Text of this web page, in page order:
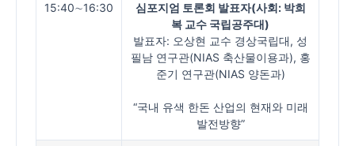
15:40∼16:30 심포지엄 토론회 발표자(사회: 박희
복 교수 국립공주대)
발표자: 오상현 교수 경상국립대, 성
필남 연구관(NIAS 축산물이용과), 홍
준기 연구관(NIAS 양돈과)
“국내 유색 한돈 산업의 현재와 미래
발전방향”